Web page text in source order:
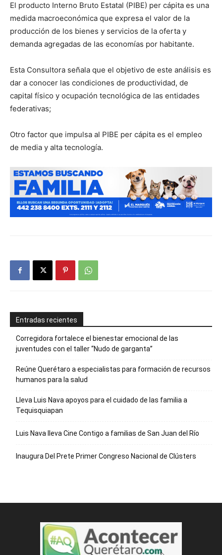
El producto Interno Bruto Estatal (PIBE) per cápita es una
medida macroeconómica que expresa el valor de la
producción de los bienes y servicios de la oferta y
demanda agregadas de las economías por habitante.
Esta Consultora señala que el objetivo de este análisis es
dar a conocer las condiciones de productividad, de
capital físico y ocupación tecnológica de las entidades
federativas;
Otro factor que impulsa al PIBE per cápita es el empleo
de media y alta tecnología.
Entradas recientes
Corregidora fortalece el bienestar emocional de las
juventudes con el taller ‘‘Nudo de garganta’’
Reúne Querétaro a especialistas para formación de recursos
humanos para la salud
Lleva Luis Nava apoyos para el cuidado de las familia a
Tequisquiapan
Luis Nava lleva Cine Contigo a familias de San Juan del Río
Inaugura Del Prete Primer Congreso Nacional de Clústers